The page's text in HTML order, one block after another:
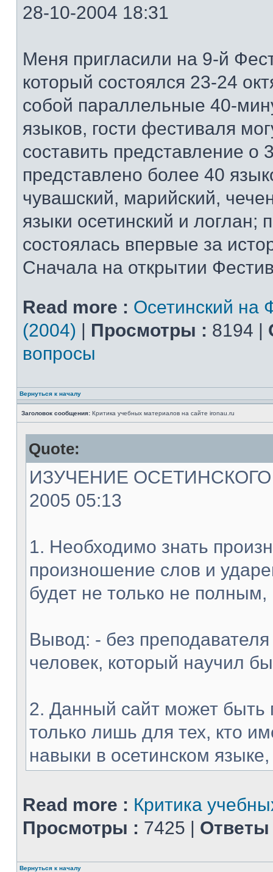
28-10-2004 18:31
Меня пригласили на 9-й
который состоялся 23-24
собой параллельные 40-
языков, гости фестиваля
составить представление о
представлено более 40
чувашский, марийский,
языки осетинский и логлан;
состоялась впервые за
Сначала на открытии
Read more : Осетинский на
(2004) | Просмотры : 8194 |
вопросы
Вернуться к началу
Заголовок сообщения: Критика учебных материалов на сайте ironau.ru
Quote:
ИЗУЧЕНИЕ ОСЕТИНСКОГО
2005 05:13
1. Необходимо знать
произношение слов и
будет не только не
Вывод: - без
человек, который научил
2. Данный сайт может быть
только лишь для тех, кто
навыки в осетинском
Read more : Критика
Просмотры : 7425 | Ответы
Вернуться к началу